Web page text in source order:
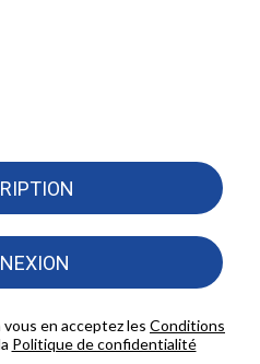
en acceptez les Conditions
Politique de confidentialité